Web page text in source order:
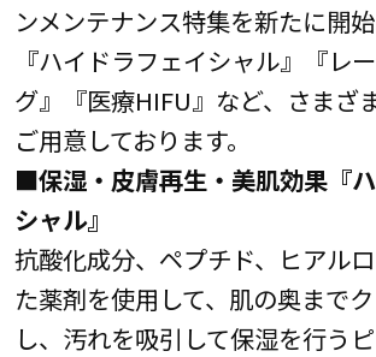
ンメンテナンス特集を新たに開始
『ハイドラフェイシャル』『レ
グ』『医療HIFU』など、さまざ
ご用意しております。
■保湿・皮膚再生・美肌効果『
シャル』
抗酸化成分、ペプチド、ヒアル
た薬剤を使用して、肌の奥まで
し、汚れを吸引して保湿を行う